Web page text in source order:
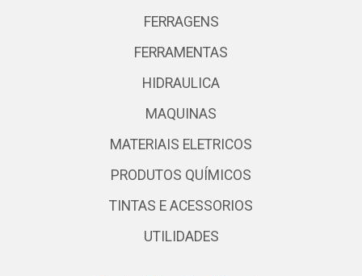
FERRAGENS
FERRAMENTAS
HIDRAULICA
MAQUINAS
MATERIAIS ELETRICOS
PRODUTOS QUÍMICOS
TINTAS E ACESSORIOS
UTILIDADES